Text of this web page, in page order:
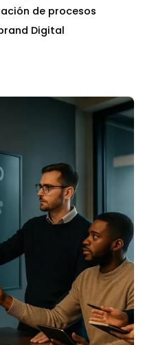
de procesos
Digital